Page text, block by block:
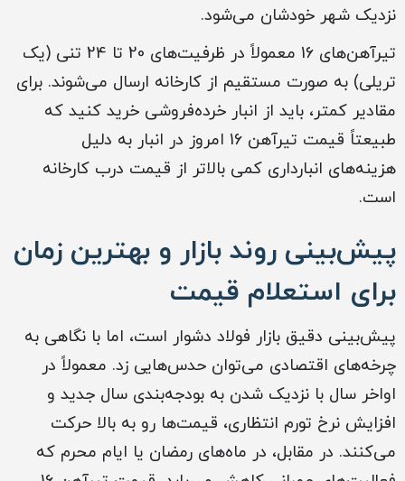
نزدیک شهر خودشان می‌شود.
تیرآهن‌های 16 معمولاً در ظرفیت‌های 20 تا 24 تنی (یک
تریلی) به صورت مستقیم از کارخانه ارسال می‌شوند. برای
مقادیر کمتر، باید از انبار خرده‌فروشی خرید کنید که
طبیعتاً قیمت تیرآهن 16 امروز در انبار به دلیل
هزینه‌های انبارداری کمی بالاتر از قیمت درب کارخانه
است.
پیش‌بینی روند بازار و بهترین زمان
برای استعلام قیمت
پیش‌بینی دقیق بازار فولاد دشوار است، اما با نگاهی به
چرخه‌های اقتصادی می‌توان حدس‌هایی زد. معمولاً در
اواخر سال با نزدیک شدن به بودجه‌بندی سال جدید و
افزایش نرخ تورم انتظاری، قیمت‌ها رو به بالا حرکت
می‌کنند. در مقابل، در ماه‌های رمضان یا ایام محرم که